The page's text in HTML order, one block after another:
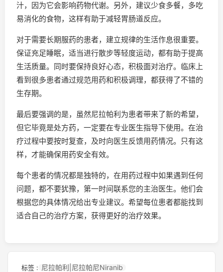
汁，因为它会影响药物代谢。另外，建议少食多餐，多吃
易消化的食物，这样有助于减轻胃肠道反应。
对于需要长期服药的患者，建立规律的生活作息很重要。
保证充足睡眠，适当进行散步等轻度运动，都有助于提高
生活质量。同时要保持良好心态，积极面对治疗。临床上
看到很多患者通过规范用药和积极调理，都获得了不错的
生存期。
最后要强调的是，虽然尼拉帕利为患者带来了新的希望，
但它毕竟是处方药，一定要在专业医生指导下使用。在治
疗过程中要按时复查，及时向医生反馈用药情况。只有这
样，才能确保用药安全有效。
每个患者的情况都是独特的，在用药过程中如果遇到任何
问题，都不要犹豫，第一时间联系您的主治医生。他们会
根据您的具体情况给出专业建议。希望每位患者都能找到
适合自己的治疗方案，获得更好的治疗效果。
标签 : 尼拉帕利|尼拉帕尼Niranib